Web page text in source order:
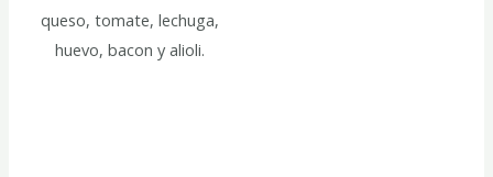
queso, tomate, lechuga,
huevo, bacon y alioli.